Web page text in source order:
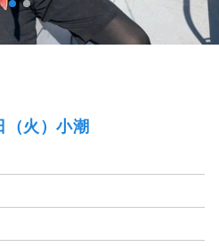
（火）小潮